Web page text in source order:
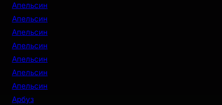
Апельсин
Апельсин
Апельсин
Апельсин
Апельсин
Апельсин
Апельсин
Арбуз